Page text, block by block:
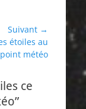
Suivant →
étoiles au
météo
ce